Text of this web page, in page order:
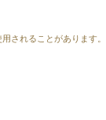
されることがあります。